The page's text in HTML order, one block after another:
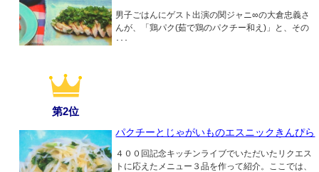
男子ごはんにゲスト出演の関ジャニ∞の大倉忠義さ
んが、「鶏パク(茹で鶏のパクチー和え)」と、その
･･･
第2位
パクチーとじゃがいものエスニックきんぴら
４００回記念キッチンライブでいただいたリクエス
トに応えたメニュー３品を作って紹介。ここでは、